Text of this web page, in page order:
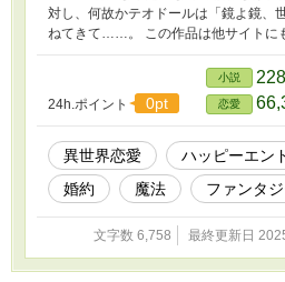
対し、何故かテオドールは「鏡よ鏡、
ねてきて……。 この作品は他サイトに
24h.ポイント 0pt
小説
恋愛
異世界恋愛 ハッピーエン
婚約
魔法 ファンタ
文字数 6,758 最終更新日